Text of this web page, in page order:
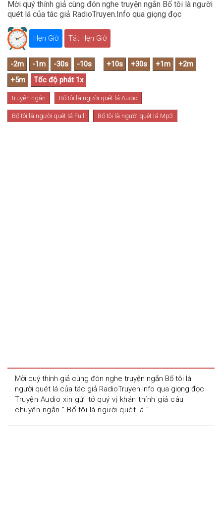
Mời quý thính giả cùng đón nghe truyện ngắn Bố tôi là người
quét lá của tác giả RadioTruyen.Info qua giọng đọc
Hẹn Giờ Tắt Hẹn Giờ
truyện ngắn Bố tôi là người quét lá Audio
Bố tôi là người quét lá Full Bố tôi là người quét lá Mp3
Mời quý thính giả cùng đón nghe truyện ngắn Bố tôi là
người quét lá của tác giả RadioTruyen.Info qua giọng đọc
Truyện Audio xin gửi tớ quý vị khán thính giả câu
chuyện ngắn " Bố tôi là người quét lá "